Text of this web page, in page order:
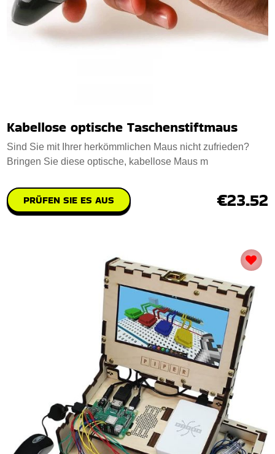
Kabellose optische Taschenstiftmaus
Sind Sie mit Ihrer herkömmlichen Maus nicht zufrieden?
Bringen Sie diese optische, kabellose Maus m
PRÜFEN SIE ES AUS €23.52